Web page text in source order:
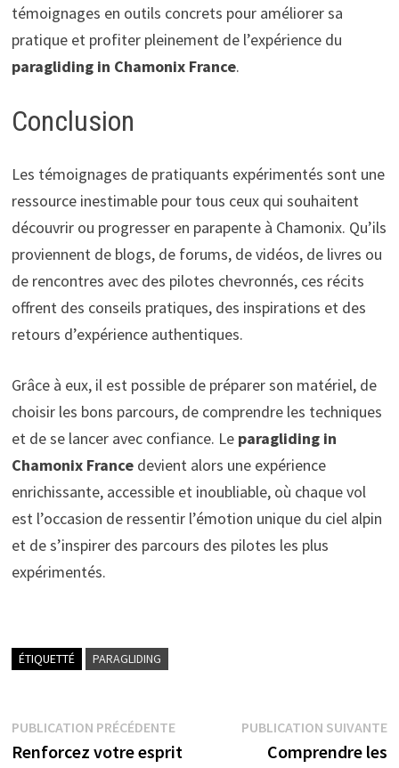
témoignages en outils concrets pour améliorer sa
pratique et profiter pleinement de l’expérience du
paragliding in Chamonix France.
Conclusion
Les témoignages de pratiquants expérimentés sont une
ressource inestimable pour tous ceux qui souhaitent
découvrir ou progresser en parapente à Chamonix. Qu’ils
proviennent de blogs, de forums, de vidéos, de livres ou
de rencontres avec des pilotes chevronnés, ces récits
offrent des conseils pratiques, des inspirations et des
retours d’expérience authentiques.
Grâce à eux, il est possible de préparer son matériel, de
choisir les bons parcours, de comprendre les techniques
et de se lancer avec confiance. Le paragliding in
Chamonix Francedevient alors une expérience
enrichissante, accessible et inoubliable, où chaque vol
est l’occasion de ressentir l’émotion unique du ciel alpin
et de s’inspirer des parcours des pilotes les plus
expérimentés.
ÉTIQUETTÉ PARAGLIDING
Navigation
PUBLICATION PRÉCÉDENTEPublication
précédente :
Renforcez votre esprit
PUBLICATION SUIVANTE
Comprendre les